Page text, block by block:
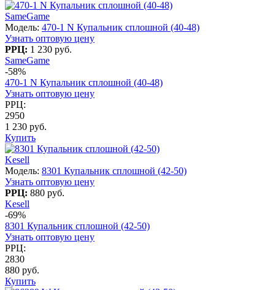
SameGame
Модель: 470-1 N Купальник сплошной (40-48)
Узнать оптовую цену
РРЦ: 1 230 руб.
SameGame
-58%
470-1 N Купальник сплошной (40-48)
Узнать оптовую цену
РРЦ:
2950
1 230 руб.
Купить
Kesell
Модель: 8301 Купальник сплошной (42-50)
Узнать оптовую цену
РРЦ: 880 руб.
Kesell
-69%
8301 Купальник сплошной (42-50)
Узнать оптовую цену
РРЦ:
2830
880 руб.
Купить